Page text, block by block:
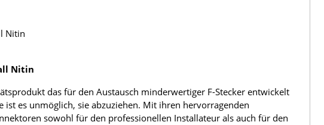
Nitin
Nitin
das für den Austausch minderwertiger F-Stecker entwickelt
es unmöglich, sie abzuziehen. Mit ihren hervorragenden
sowohl für den professionellen Installateur als auch für den